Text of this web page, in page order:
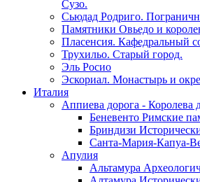
Сузо.
Сьюдад Родриго.
Памятники Овьедо и
Пласенсия. Кафедральный
Трухильо. Старый город.
Эль Росио
Эскориал. Монастырь и
Италия
Аппиева дорога - Королева
Беневенто Римские
Бриндизи
Санта-Мария-Капуа-
Апулия
Альтамура